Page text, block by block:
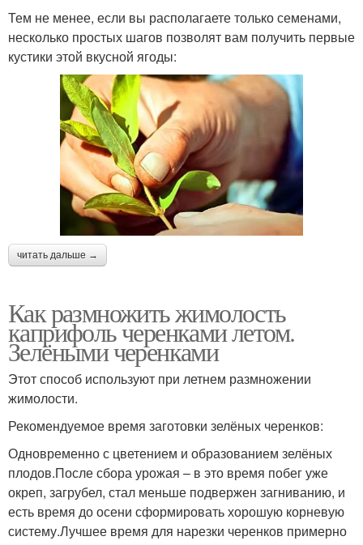
Тем не менее, если вы располагаете только семенами,
несколько простых шагов позволят вам получить первые
кустики этой вкусной ягоды:
читать дальше →
Как размножить жимолость
каприфоль черенками летом.
Зелёными черенками
Этот способ используют при летнем размножении
жимолости.
Рекомендуемое время заготовки зелёных черенков:
Одновременно с цветением и образованием зелёных
плодов.После сбора урожая – в это время побег уже
окреп, загрубел, стал меньше подвержен загниванию, и
есть время до осени сформировать хорошую корневую
систему.Лучшее время для нарезки черенков примерно